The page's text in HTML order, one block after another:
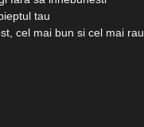
tau
cel mai bun si cel mai rau